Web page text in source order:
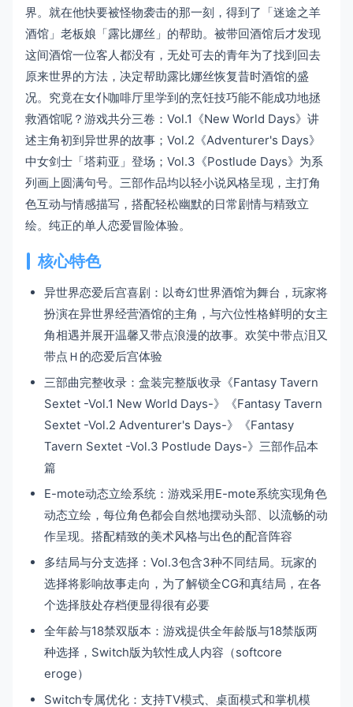
界。就在他快要被怪物袭击的那一刻，得到了「迷途之羊
酒馆」老板娘「露比娜丝」的帮助。被带回酒馆后才发现
这间酒馆一位客人都没有，无处可去的青年为了找到回去
原来世界的方法，决定帮助露比娜丝恢复昔时酒馆的盛
况。究竟在女仆咖啡厅里学到的烹饪技巧能不能成功地拯
救酒馆呢？游戏共分三卷：Vol.1《New World Days》讲
述主角初到异世界的故事；Vol.2《Adventurer's Days》
中女剑士「塔莉亚」登场；Vol.3《Postlude Days》为系
列画上圆满句号。三部作品均以轻小说风格呈现，主打角
色互动与情感描写，搭配轻松幽默的日常剧情与精致立
绘。纯正的单人恋爱冒险体验。
核心特色
异世界恋爱后宫喜剧：以奇幻世界酒馆为舞台，玩家将
扮演在异世界经营酒馆的主角，与六位性格鲜明的女主
角相遇并展开温馨又带点浪漫的故事。欢笑中带点泪又
带点Ｈ的恋爱后宫体验
三部曲完整收录：盒装完整版收录《Fantasy Tavern
Sextet -Vol.1 New World Days-》《Fantasy Tavern
Sextet -Vol.2 Adventurer's Days-》《Fantasy
Tavern Sextet -Vol.3 Postlude Days-》三部作品本
篇
E-mote动态立绘系统：游戏采用E-mote系统实现角色
动态立绘，每位角色都会自然地摆动头部、以流畅的动
作呈现。搭配精致的美术风格与出色的配音阵容
多结局与分支选择：Vol.3包含3种不同结局。玩家的
选择将影响故事走向，为了解锁全CG和真结局，在各
个选择肢处存档便显得很有必要
全年龄与18禁双版本：游戏提供全年龄版与18禁版两
种选择，Switch版为软性成人内容（softcore
eroge）
Switch专属优化：支持TV模式、桌面模式和掌机模